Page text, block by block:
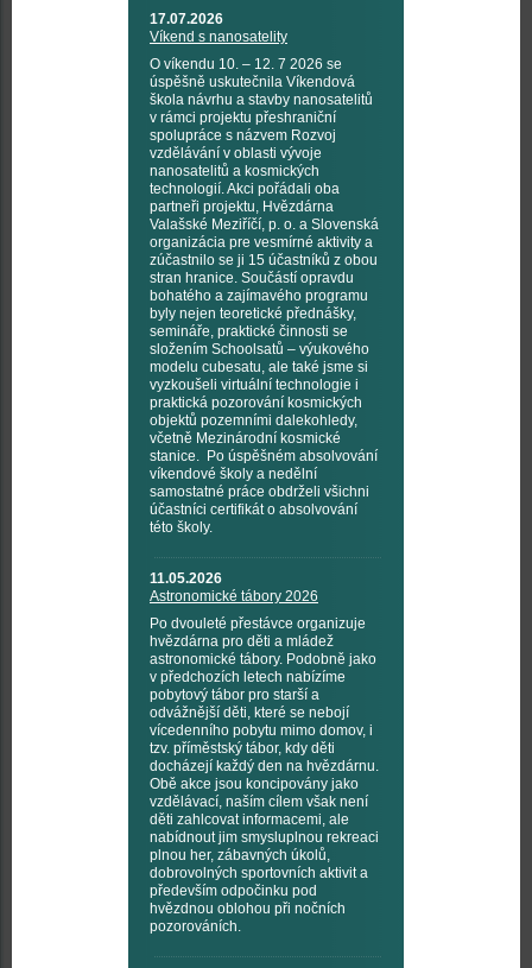
17.07.2026
Víkend s nanosatelity
O víkendu 10. – 12. 7 2026 se
úspěšně uskutečnila Víkendová
škola návrhu a stavby nanosatelitů
v rámci projektu přeshraniční
spolupráce s názvem Rozvoj
vzdělávání v oblasti vývoje
nanosatelitů a kosmických
technologií. Akci pořádali oba
partneři projektu, Hvězdárna
Valašské Meziříčí, p. o. a Slovenská
organizácia pre vesmírné aktivity a
zúčastnilo se ji 15 účastníků z obou
stran hranice. Součástí opravdu
bohatého a zajímavého programu
byly nejen teoretické přednášky,
semináře, praktické činnosti se
složením Schoolsatů – výukového
modelu cubesatu, ale také jsme si
vyzkoušeli virtuální technologie i
praktická pozorování kosmických
objektů pozemními dalekohledy,
včetně Mezinárodní kosmické
stanice. Po úspěšném absolvování
víkendové školy a nedělní
samostatné práce obdrželi všichni
účastníci certifikát o absolvování
této školy.
11.05.2026
Astronomické tábory 2026
Po dvouleté přestávce organizuje
hvězdárna pro děti a mládež
astronomické tábory. Podobně jako
v předchozích letech nabízíme
pobytový tábor pro starší a
odvážnější děti, které se nebojí
vícedenního pobytu mimo domov, i
tzv. příměstský tábor, kdy děti
docházejí každý den na hvězdárnu.
Obě akce jsou koncipovány jako
vzdělávací, naším cílem však není
děti zahlcovat informacemi, ale
nabídnout jim smysluplnou rekreaci
plnou her, zábavných úkolů,
dobrovolných sportovních aktivit a
především odpočinku pod
hvězdnou oblohou při nočních
pozorováních.